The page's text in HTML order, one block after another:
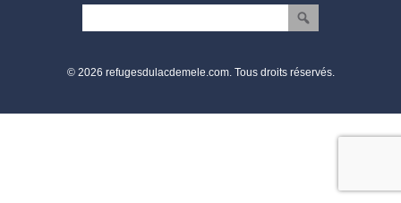
© 2026 refugesdulacdemele.com. Tous droits réservés.